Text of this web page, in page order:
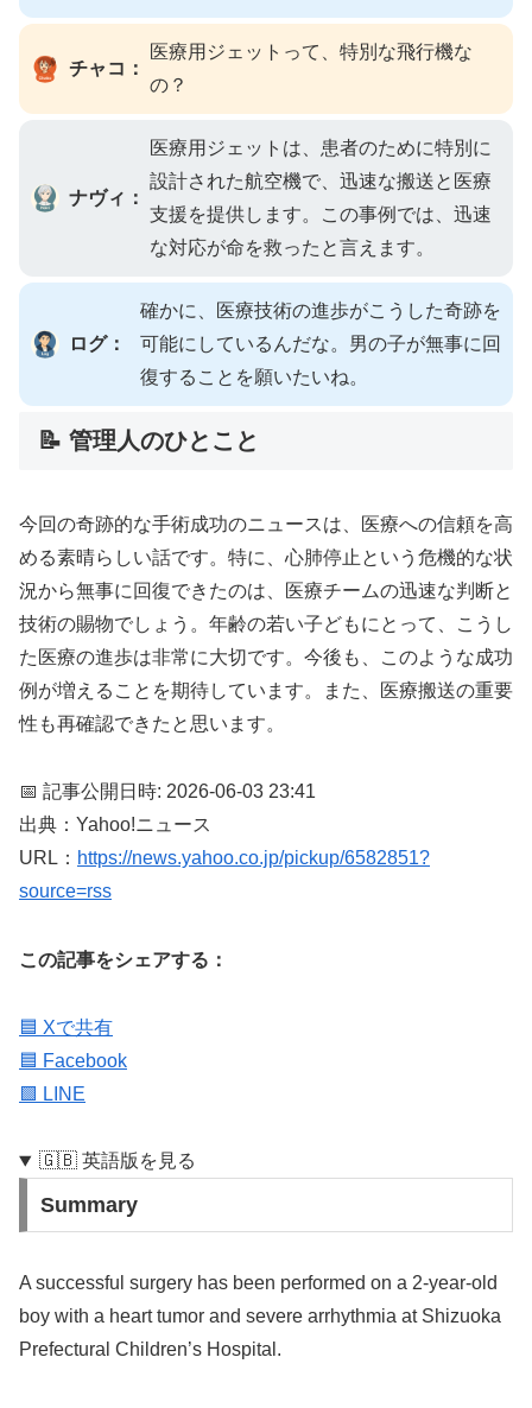
チャコ：
医療用ジェットって、特別な飛行機な
の？
ナヴィ：
医療用ジェットは、患者のために特別に
設計された航空機で、迅速な搬送と医療
支援を提供します。この事例では、迅速
な対応が命を救ったと言えます。
ログ：
確かに、医療技術の進歩がこうした奇跡を
可能にしているんだな。男の子が無事に回
復することを願いたいね。
📝 管理人のひとこと
今回の奇跡的な手術成功のニュースは、医療への信頼を高
める素晴らしい話です。特に、心肺停止という危機的な状
況から無事に回復できたのは、医療チームの迅速な判断と
技術の賜物でしょう。年齢の若い子どもにとって、こうし
た医療の進歩は非常に大切です。今後も、このような成功
例が増えることを期待しています。また、医療搬送の重要
性も再確認できたと思います。
📅 記事公開日時: 2026-06-03 23:41
出典：Yahoo!ニュース
URL： https://news.yahoo.co.jp/pickup/6582851?
source=rss
この記事をシェアする：
🟦 Xで共有
🟦 Facebook
🟩 LINE
🇬🇧 英語版を見る
Summary
A successful surgery has been performed on a 2-year-old
boy with a heart tumor and severe arrhythmia at Shizuoka
Prefectural Children’s Hospital.